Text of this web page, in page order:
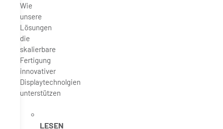
Wie
unsere
Lösungen
die
skalierbare
Fertigung
innovativer
Displaytechnolgien
unterstützen
LESEN